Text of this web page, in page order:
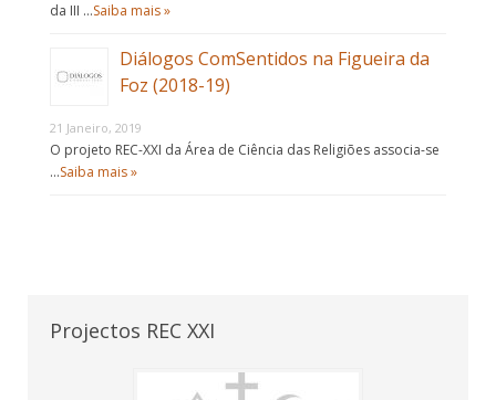
da III …Saiba mais »
Diálogos ComSentidos na Figueira da
Foz (2018-19)
21 Janeiro, 2019
O projeto REC-XXI da Área de Ciência das Religiões associa-se
…Saiba mais »
Projectos REC XXI